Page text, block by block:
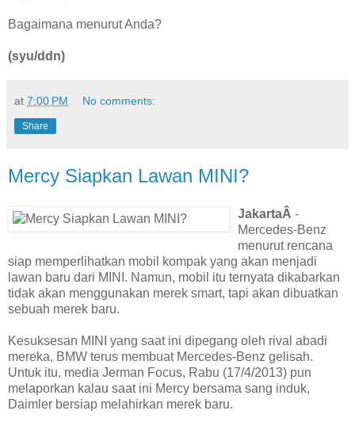
Bagaimana menurut Anda?
(syu/ddn)
at 7:00 PM No comments:
Share
Mercy Siapkan Lawan MINI?
JakartaÂ -
Mercedes-Benz
menurut rencana
siap memperlihatkan mobil kompak yang akan menjadi
lawan baru dari MINI. Namun, mobil itu ternyata dikabarkan
tidak akan menggunakan merek smart, tapi akan dibuatkan
sebuah merek baru.
Kesuksesan MINI yang saat ini dipegang oleh rival abadi
mereka, BMW terus membuat Mercedes-Benz gelisah.
Untuk itu, media Jerman Focus, Rabu (17/4/2013) pun
melaporkan kalau saat ini Mercy bersama sang induk,
Daimler bersiap melahirkan merek baru.